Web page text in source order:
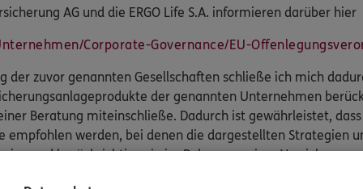
AG und die ERGO Life S.A. informieren darüber hier
Corporate-Governance/EU-
der zuvor genannten Gesellschaften schließe ich mich
der genannten Unternehmen
Beratung miteinschließe. Dadurch ist gewährleistet,
empfohlen werden, bei denen die dargestellten Strategien
und berücksichtige sie im Rahmen meiner